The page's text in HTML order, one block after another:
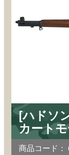
[ハドソ
カート
商品コード：